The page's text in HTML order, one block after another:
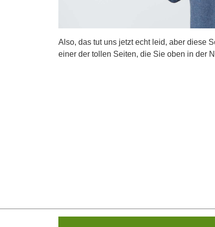
Also, das tut uns jetzt echt leid, aber diese
einer der tollen Seiten, die Sie oben in der